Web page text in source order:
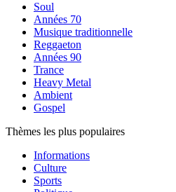
Soul
Années 70
Musique traditionnelle
Reggaeton
Années 90
Trance
Heavy Metal
Ambient
Gospel
Thèmes les plus populaires
Informations
Culture
Sports